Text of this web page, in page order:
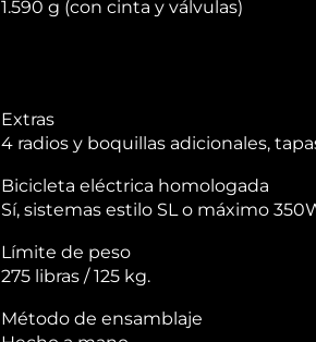
1.590 g (con cinta y válvulas)
Extras
4 radios y boquillas adicionales,
Bicicleta eléctrica homologada
Sí, sistemas estilo SL o máximo
Límite de peso
275 libras / 125 kg.
Método de ensamblaje